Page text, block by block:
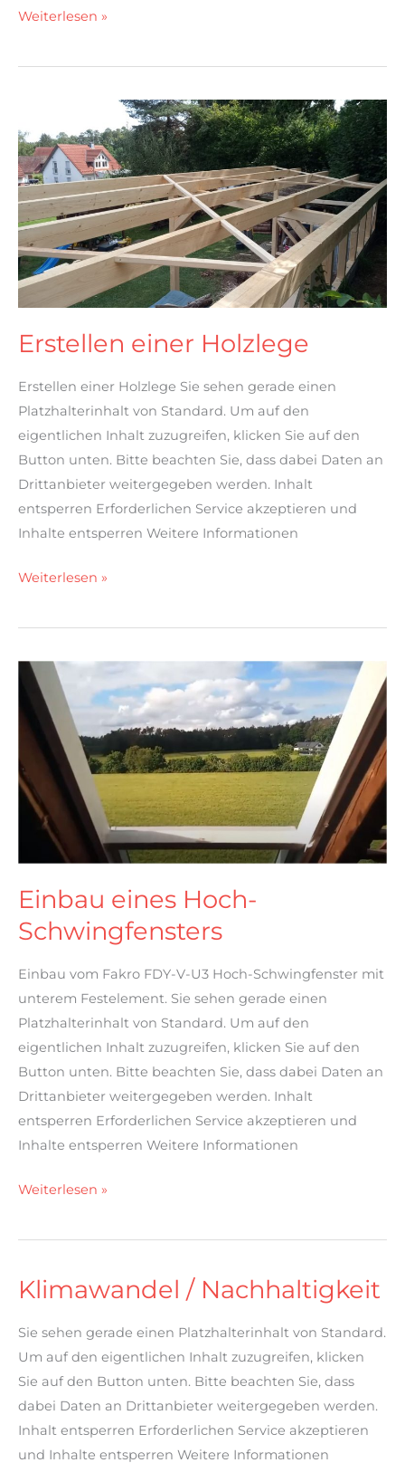
Weiterlesen »
Erstellen einer Holzlege
Erstellen einer Holzlege Sie sehen gerade einen
Platzhalterinhalt von Standard. Um auf den
eigentlichen Inhalt zuzugreifen, klicken Sie auf den
Button unten. Bitte beachten Sie, dass dabei Daten an
Drittanbieter weitergegeben werden. Inhalt
entsperren Erforderlichen Service akzeptieren und
Inhalte entsperren Weitere Informationen
einer
Holzlege
Weiterlesen »
Einbau eines Hoch-
Schwingfensters
Einbau vom Fakro FDY-V-U3 Hoch-Schwingfenster mit
unterem Festelement. Sie sehen gerade einen
Platzhalterinhalt von Standard. Um auf den
eigentlichen Inhalt zuzugreifen, klicken Sie auf den
Button unten. Bitte beachten Sie, dass dabei Daten an
Drittanbieter weitergegeben werden. Inhalt
entsperren Erforderlichen Service akzeptieren und
Inhalte entsperren Weitere Informationen
Einbau
eines
Hoch-
Schwingfensters
Weiterlesen »
Klimawandel / Nachhaltigkeit
Sie sehen gerade einen Platzhalterinhalt von Standard.
Um auf den eigentlichen Inhalt zuzugreifen, klicken
Sie auf den Button unten. Bitte beachten Sie, dass
dabei Daten an Drittanbieter weitergegeben werden.
Inhalt entsperren Erforderlichen Service akzeptieren
und Inhalte entsperren Weitere Informationen
Klimawandel
Nachhaltigkeit